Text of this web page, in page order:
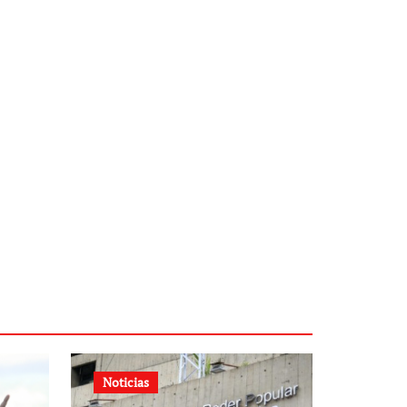
Noticias